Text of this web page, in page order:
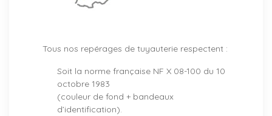
Tous nos repérages de tuyauterie respectent :
Soit la norme française NF X 08-100 du 10
octobre 1983
(couleur de fond + bandeaux
d’identification).